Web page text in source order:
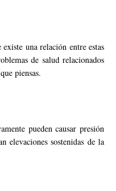
una relación entre estas
de salud relacionados
piensas.
pueden causar presión
elevaciones sostenidas de la